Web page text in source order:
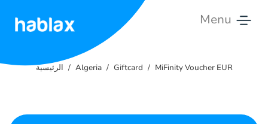
Menu
الأسعار
الرئيسية Algeria Giftcard MiFinity Voucher EUR